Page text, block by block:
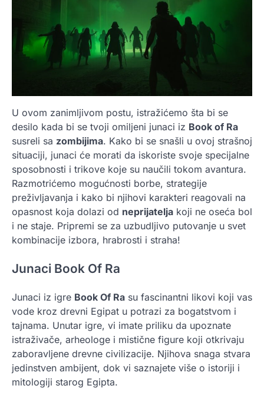
U ovom zanimljivom postu, istražićemo šta bi se
desilo kada bi se tvoji omiljeni junaci iz Book of Ra
susreli sa zombijima. Kako bi se snašli u ovoj strašnoj
situaciji, junaci će morati da iskoriste svoje specijalne
sposobnosti i trikove koje su naučili tokom avantura.
Razmotrićemo mogućnosti borbe, strategije
preživljavanja i kako bi njihovi karakteri reagovali na
opasnost koja dolazi od neprijatelja koji ne oseća bol
i ne staje. Pripremi se za uzbudljivo putovanje u svet
kombinacije izbora, hrabrosti i straha!
Junaci Book Of Ra
Junaci iz igre Book Of Ra su fascinantni likovi koji vas
vode kroz drevni Egipat u potrazi za bogatstvom i
tajnama. Unutar igre, vi imate priliku da upoznate
istraživače, arheologe i mistične figure koji otkrivaju
zaboravljene drevne civilizacije. Njihova snaga stvara
jedinstven ambijent, dok vi saznajete više o istoriji i
mitologiji starog Egipta.